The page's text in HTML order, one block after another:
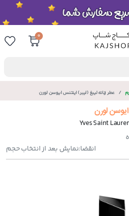
0
عطر زنانه لیبغ (لیبر) اینتنس ایوسن لورن
لورن
Yves Saint
انقضا:نمایش بعد از انتخاب حجم